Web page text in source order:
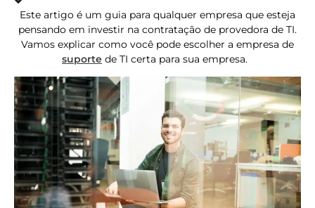
Este artigo é um guia para qualquer empresa que esteja
pensando em investir na contratação de provedora de TI.
Vamos explicar como você pode escolher a empresa de
suporte de TI certa para sua empresa.